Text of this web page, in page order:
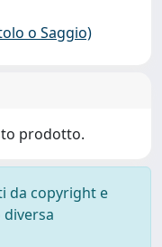
o Saggio)
prodotto.
da copyright e